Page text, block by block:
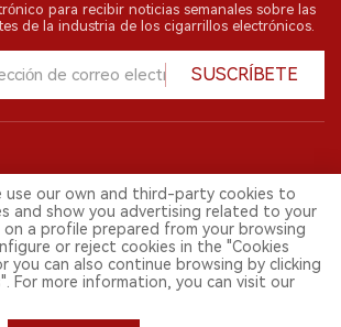
para recibir noticias semanales sobre las
de la industria de los cigarrillos electrónicos.
SUSCRÍBETE
Technology Co.,Ltd. Todos los derechos
para profesionales de la industria,
y otros profesionales. El acceso por menores
a usuarios fuera del territorio chino
en la China continental, por favor
use our own and third-party cookies to
and show you advertising related to your
on a profile prepared from your browsing
or reject cookies in the "Cookies
can also continue browsing by clicking
For more information, you can visit our